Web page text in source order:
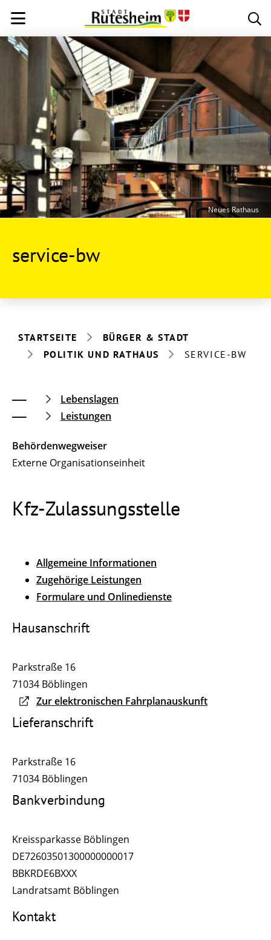
service-bw
Neues Rathaus
STARTSEITE
BÜRGER & STADT
POLITIK UND RATHAUS
SERVICE-BW
Lebenslagen
Leistungen
Behördenwegweiser
Externe Organisationseinheit
Kfz-Zulassungsstelle
Allgemeine Informationen
Zugehörige Leistungen
Formulare und Onlinedienste
Hausanschrift
Parkstraße 16
71034 Böblingen
Zur elektronischen Fahrplanauskunft
Lieferanschrift
Parkstraße 16
71034 Böblingen
Bankverbindung
Kreissparkasse Böblingen
DE72603501300000000017
BBKRDE6BXXX
Landratsamt Böblingen
Kontakt